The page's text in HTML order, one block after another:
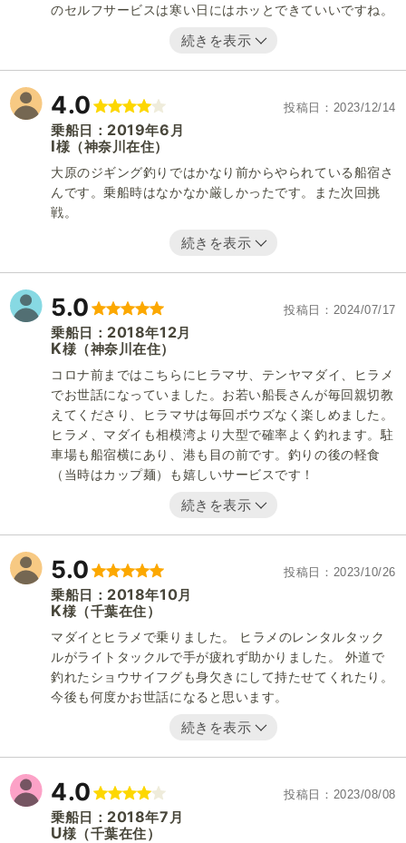
のセルフサービスは寒い日にはホッとできていいですね。
続きを表示
4.0 投稿日 2023/12/14
乗船日： 2019年6 月
I様 （神奈川在住）
大原のジギング釣りではかなり前からやられている船宿さ
んです。乗船時はなかなか厳しかったです。また次回挑
戦。
続きを表示
5.0 投稿日 2024/07/17
乗船日： 2018年12月
K様 （神奈川在住）
コロナ前まではこちらにヒラマサ、テンヤマダイ、ヒラメ
でお世話になっていました。お若い船長さんが毎回親切教
えてくださり、ヒラマサは毎回ボウズなく楽しめました。
ヒラメ、マダイも相模湾より大型で確率よく釣れます。駐
車場も船宿横にあり、港も目の前です。釣りの後の軽食
（当時はカップ麺）も嬉しいサービスです！
続きを表示
5.0 投稿日 2023/10/26
乗船日： 2018年10月
K様 （千葉在住）
マダイとヒラメで乗りました。 ヒラメのレンタルタック
ルがライトタックルで手が疲れず助かりました。 外道で
釣れたショウサイフグも身欠きにして持たせてくれたり。
今後も何度かお世話になると思います。
続きを表示
4.0 投稿日 2023/08/08
乗船日： 2018年7 月
U様 （千葉在住）